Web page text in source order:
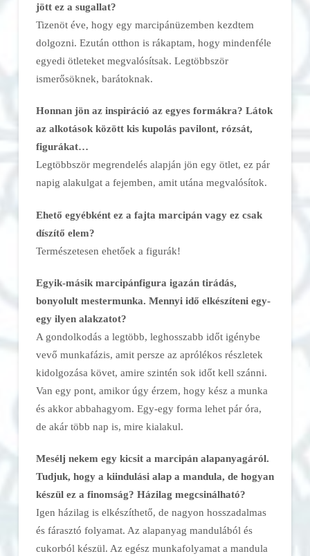
jött ez a sugallat?
Tizenöt éve, hogy egy marcipánüzemben kezdtem
dolgozni. Ezután otthon is rákaptam, hogy mindenféle
egyedi ötleteket megvalósítsak. Legtöbbször
ismerősöknek, barátoknak.
Honnan jön az inspiráció az egyes formákra? Látok
az alkotások között kis kupolás pavilont, rózsát,
figurákat…
Legtöbbször megrendelés alapján jön egy ötlet, ez pár
napig alakulgat a fejemben, amit utána megvalósítok.
Ehető egyébként ez a fajta marcipán vagy ez csak
díszítő elem?
Természetesen ehetőek a figurák!
Egyik-másik marcipánfigura igazán tirádás,
bonyolult mestermunka. Mennyi idő elkészíteni egy-
egy ilyen alakzatot?
A gondolkodás a legtöbb, leghosszabb időt igénybe
vevő munkafázis, amit persze az aprólékos részletek
kidolgozása követ, amire szintén sok időt kell szánni.
Van egy pont, amikor úgy érzem, hogy kész a munka
és akkor abbahagyom. Egy-egy forma lehet pár óra,
de akár több nap is, mire kialakul.
Mesélj nekem egy kicsit a marcipán alapanyagáról.
Tudjuk, hogy a kiindulási alap a mandula, de hogyan
készül ez a finomság? Házilag megcsinálható?
Igen házilag is elkészíthető, de nagyon hosszadalmas
és fárasztó folyamat. Az alapanyag mandulából és
cukorból készül. Az egész munkafolyamat a mandula